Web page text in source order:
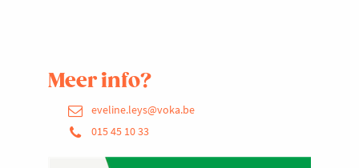
Meer info?
eveline.leys@voka.be
015 45 10 33